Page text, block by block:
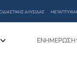
ΑΛΥΣΙΔΑΣ
ΕΝΗΜΈΡΩΣΗ